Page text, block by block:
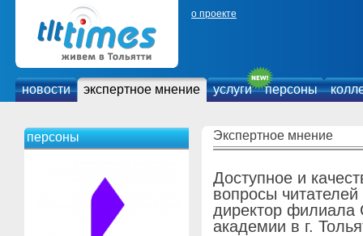
о проекте
новости экспертное мнение услуги персоны
персоны Экспертное мнение
Доступное и
вопросы читателей
директор филиала
академии в г.